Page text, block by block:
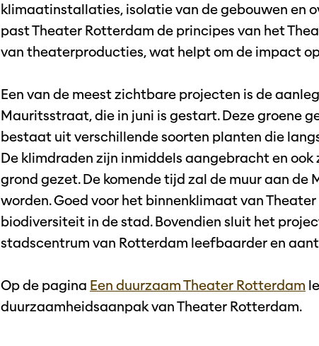
klimaatinstallaties, isolatie van de gebouwen en
past Theater Rotterdam de principes van het
van theaterproducties, wat helpt om de impact
Een van de meest zichtbare projecten is de
Mauritsstraat, die in juni is gestart. Deze groene
bestaat uit verschillende soorten planten die
De klimdraden zijn inmiddels aangebracht en
grond gezet. De komende tijd zal de muur aan
worden. Goed voor het binnenklimaat van
biodiversiteit in de stad. Bovendien sluit het
stadscentrum van Rotterdam leefbaarder en
Op de pagina Een duurzaam Theater Rotterdam
duurzaamheidsaanpak van Theater Rotterdam.